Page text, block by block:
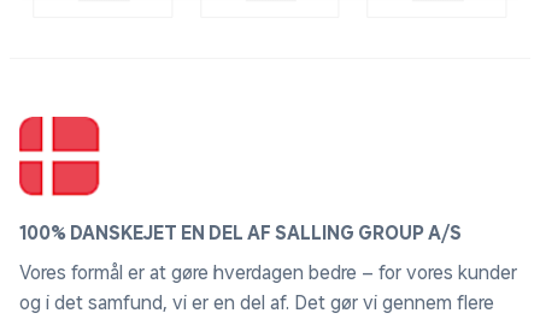
100% DANSKEJET EN DEL AF SALLING GROUP A/S
Vores formål er at gøre hverdagen bedre – for vores kunder
og i det samfund, vi er en del af. Det gør vi gennem flere